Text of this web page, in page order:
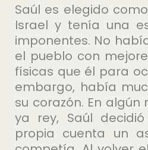
Saúl es elegido
Israel y tenía una
imponentes. No
el pueblo con
físicas que él para
embargo, había
su corazón. En
ya rey, Saúl
propia cuenta un